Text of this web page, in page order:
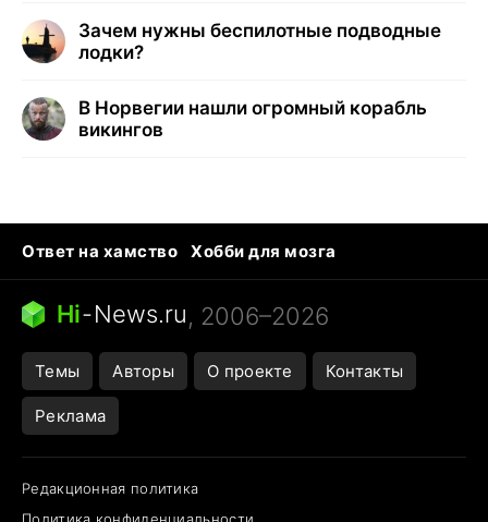
Зачем нужны беспилотные подводные
лодки?
В Норвегии нашли огромный корабль
викингов
Ответ на хамство
Хобби для мозга
Бензин 100 и 95
Тунцы в океанариуме
Следующая пандемия
Hi-News.ru, 2006–2026
Темы Авторы О проекте Контакты
Реклама
Редакционная политика
Политика конфиденциальности